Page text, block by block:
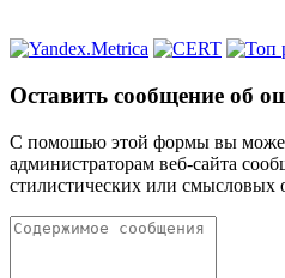
Оставить сообщение об
С помошью этой формы вы
администраторам веб-сайта
стилистических или смысловых